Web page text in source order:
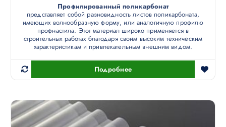
Профилированный поликарбонат
представляет собой разновидность листов поликарбоната,
имеющих волнообразную форму, или аналогичную профилю
профнастила. Этот материал широко применяется в
строительных работах благодаря своим высоким техническим
характеристикам и привлекательным внешним видом.
Подробнее